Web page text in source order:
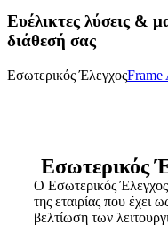
Ευέλικτες λύσεις &
διάθεσή σας
Εσωτερικός ΈλεγχοςFrame
Εσωτερικός
Ο Εσωτερικός Έλεγχος
της εταιρίας που έχει
βελτίωση των